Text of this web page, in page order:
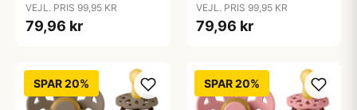
Blossom/Dusky Lilac
VEJL. PRIS 99,95 KR
79,96 kr
Bubblegum/Peri
VEJL. PRIS 99,95 KR
79,96 kr
SPAR 20% SPAR 20%